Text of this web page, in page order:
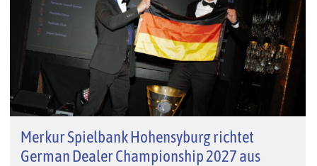
Merkur Spielbank Hohensyburg richtet
German Dealer Championship 2027 aus